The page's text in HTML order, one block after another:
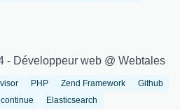
- Développeur web @ Webtales
PHP Zend Framework
Github
Elasticsearch